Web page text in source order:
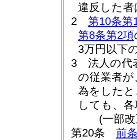
違反した
2
第10条第
第8条第2項
3万円以下
3
法人の代
の従業者
為をした
しても、
(一部
第20条
前